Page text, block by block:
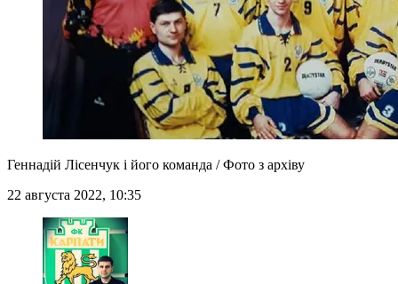
Геннадій Лісенчук і його команда / Фото з архіву
22 августа 2022, 10:35